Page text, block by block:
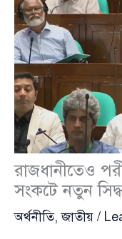
রাজধানীতেও
সংকটে নতুন
অর্থনীতি,জাতীয় /